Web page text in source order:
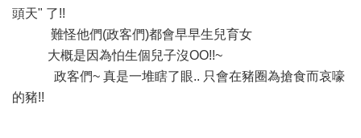
頭天" 了!!
難怪他們(政客們)都會早早生兒育女
大概是因為怕生個兒子沒OO!!~
政客們~ 真是一堆瞎了眼.. 只會在豬圈為搶食而哀嚎
的豬!!